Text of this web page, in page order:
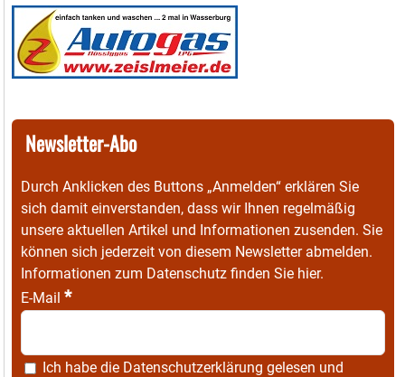
Newsletter-Abo
Durch Anklicken des Buttons „Anmelden“ erklären Sie
sich damit einverstanden, dass wir Ihnen regelmäßig
unsere aktuellen Artikel und Informationen zusenden. Sie
können sich jederzeit von diesem Newsletter abmelden.
Informationen zum Datenschutz finden Sie hier.
E-Mail *
Ich habe die Datenschutzerklärung gelesen und